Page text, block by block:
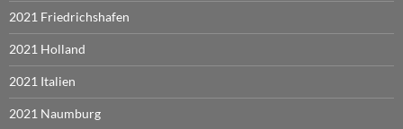
2021 Friedrichshafen
2021 Holland
2021 Italien
2021 Naumburg